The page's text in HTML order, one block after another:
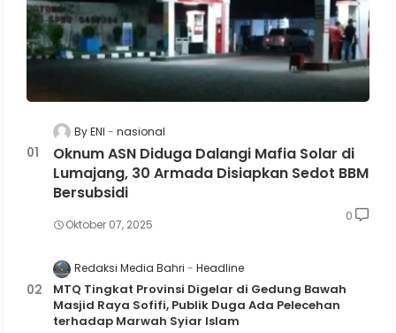
By ENI nasional
Oknum ASN Diduga Dalangi Mafia Solar di
Lumajang, 30 Armada Disiapkan Sedot BBM
Bersubsidi
Oktober 07, 2025
0
Redaksi Media Bahri Headline
MTQ Tingkat Provinsi Digelar di Gedung Bawah
Masjid Raya Sofifi, Publik Duga Ada Pelecehan
terhadap Marwah Syiar Islam